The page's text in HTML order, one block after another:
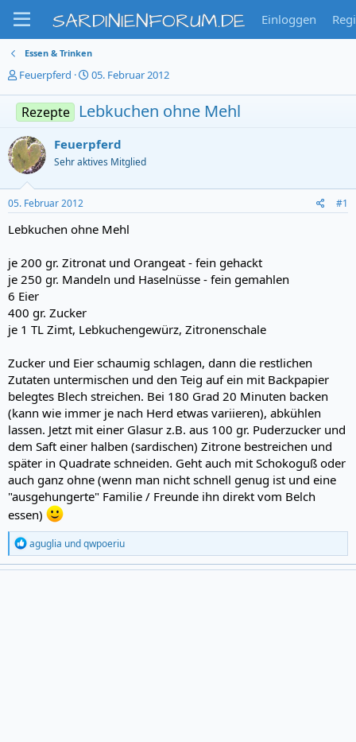
SARDINIENFORUM.DE Einloggen
Essen & Trinken
T
e
m
n
s
t
a
r
t
e
Feuerpferd
S
r
d
a
u
05. Februar 2012
Rezepte Lebkuchen ohne Mehl
Feuerpferd
Sehr aktives Mitglied
05. Februar 2012 #1
Lebkuchen ohne Mehl
je 200 gr. Zitronat und Orangeat - fein gehackt
je 250 gr. Mandeln und Haselnüsse - fein gemahlen
6 Eier
400 gr. Zucker
je 1 TL Zimt, Lebkuchengewürz, Zitronenschale
Zucker und Eier schaumig schlagen, dann die restlichen
Zutaten untermischen und den Teig auf ein mit Backpapier
belegtes Blech streichen. Bei 180 Grad 20 Minuten backen
(kann wie immer je nach Herd etwas variieren), abkühlen
lassen. Jetzt mit einer Glasur z.B. aus 100 gr. Puderzucker und
dem Saft einer halben (sardischen) Zitrone bestreichen und
später in Quadrate schneiden. Geht auch mit Schokoguß oder
auch ganz ohne (wenn man nicht schnell genug ist und eine
"ausgehungerte" Familie / Freunde ihn direkt vom Belch
essen)
R
e
a
aguglia undqwpoeriu